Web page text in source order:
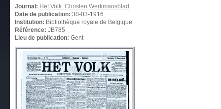
Journal: Het Volk. Christen Werkmansblad
Date de publication: 30-03-1916
Institution: Bibliothèque royale de Belgique
Référence: JB785
Lieu de publication: Gent